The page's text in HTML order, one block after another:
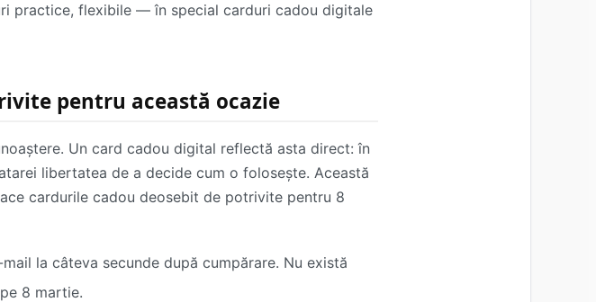
practice, flexibile — în special carduri cadou digitale
pentru această ocazie
Un card cadou digital reflectă asta direct: în
libertatea de a decide cum o folosește. Această
cardurile cadou deosebit de potrivite pentru 8
la câteva secunde după cumpărare. Nu există
8 martie.